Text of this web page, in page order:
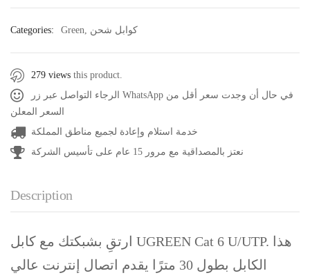
Categories: Green, كوابل شحن
279 views this product.
الرجاء التواصل عبر زر WhatsApp في حال أن وجدت سعر أقل من
السعر المعلن
خدمة استلام وإعادة لجميع مناطق المملكة
نعتز بالمصداقية مع مرور 15 عام على تأسيس الشركة
Description
ارتقِ بشبكتك مع كابل UGREEN Cat 6 U/UTP. هذا
الكابل بطول 30 مترًا يقدم اتصال إنترنت عالي